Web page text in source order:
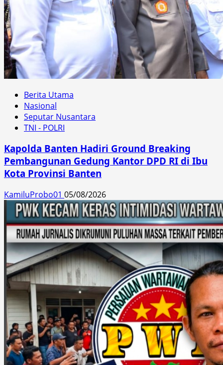
Berita Utama
Nasional
Seputar Nusantara
TNI - POLRI
Kapolda Banten Hadiri Ground Breaking
Pembangunan Gedung Kantor DPD RI di Ibu
Kota Provinsi Banten
KamiluProbo01 05/08/2026